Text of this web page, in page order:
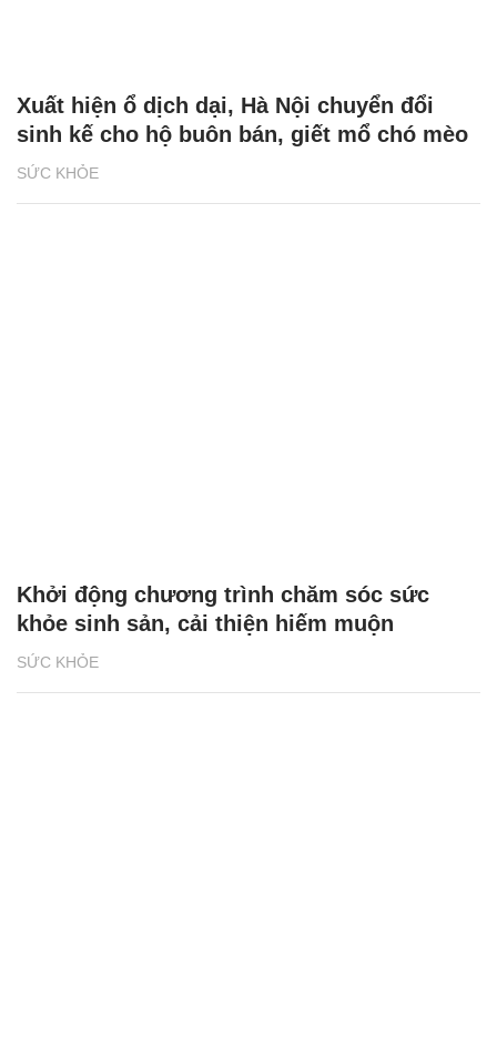
SỨC KHỎE
Xuất hiện ổ dịch dại, Hà Nội chuyển đổi
sinh kế cho hộ buôn bán, giết mổ chó mèo
SỨC KHỎE
Khởi động chương trình chăm sóc sức
khỏe sinh sản, cải thiện hiếm muộn